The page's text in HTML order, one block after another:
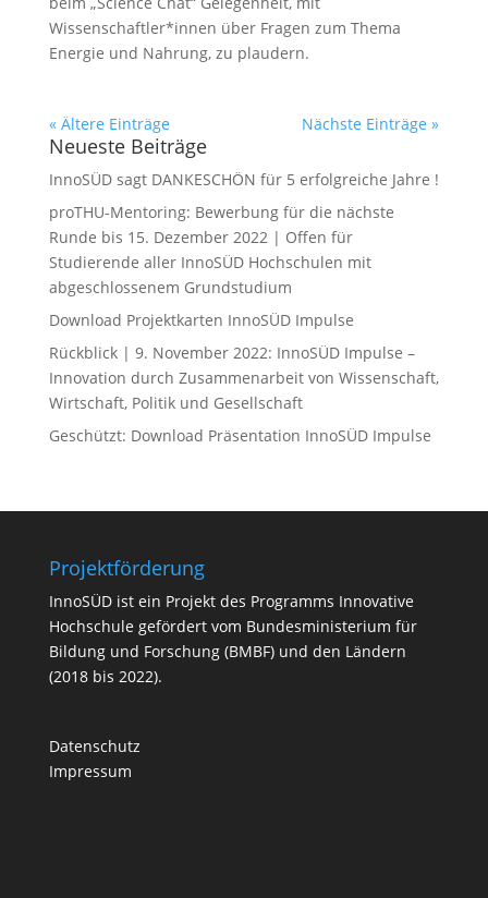
Wissenschaftler*innen über Fragen zum Thema
Energie und Nahrung, zu plaudern.
« Ältere Einträge Nächste Einträge »
Neueste Beiträge
InnoSÜD sagt DANKESCHÖN für 5 erfolgreiche Jahre !
proTHU-Mentoring: Bewerbung für die nächste
Runde bis 15. Dezember 2022 | Offen für
Studierende aller InnoSÜD Hochschulen mit
abgeschlossenem Grundstudium
Download Projektkarten InnoSÜD Impulse
Rückblick | 9. November 2022: InnoSÜD Impulse –
Innovation durch Zusammenarbeit von Wissenschaft,
Wirtschaft, Politik und Gesellschaft
Geschützt: Download Präsentation InnoSÜD Impulse
Projektförderung
InnoSÜD ist ein Projekt des Programms Innovative
Hochschule gefördert vom Bundesministerium für
Bildung und Forschung (BMBF) und den Ländern
(2018 bis 2022).
Datenschutz
Impressum